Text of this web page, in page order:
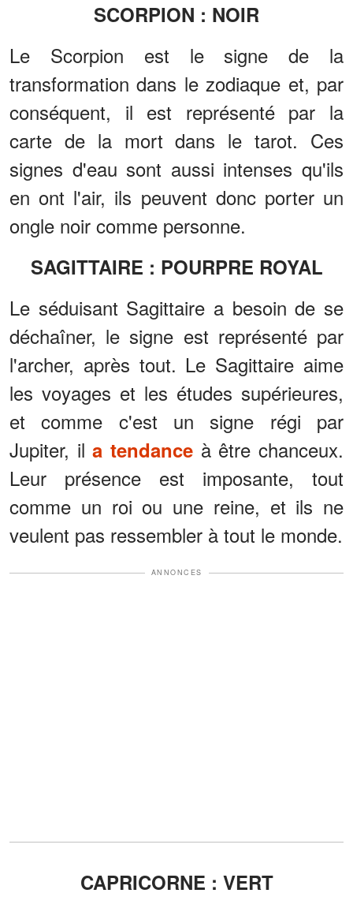
SCORPION : NOIR
Le Scorpion est le signe de la
transformation dans le zodiaque et, par
conséquent, il est représenté par la
carte de la mort dans le tarot. Ces
signes d'eau sont aussi intenses qu'ils
en ont l'air, ils peuvent donc porter un
ongle noir comme personne.
SAGITTAIRE : POURPRE ROYAL
Le séduisant Sagittaire a besoin de se
déchaîner, le signe est représenté par
l'archer, après tout. Le Sagittaire aime
les voyages et les études supérieures,
et comme c'est un signe régi par
Jupiter, ila tendance à être chanceux.
Leur présence est imposante, tout
comme un roi ou une reine, et ils ne
veulent pas ressembler à tout le monde.
ANNONCES
CAPRICORNE : VERT